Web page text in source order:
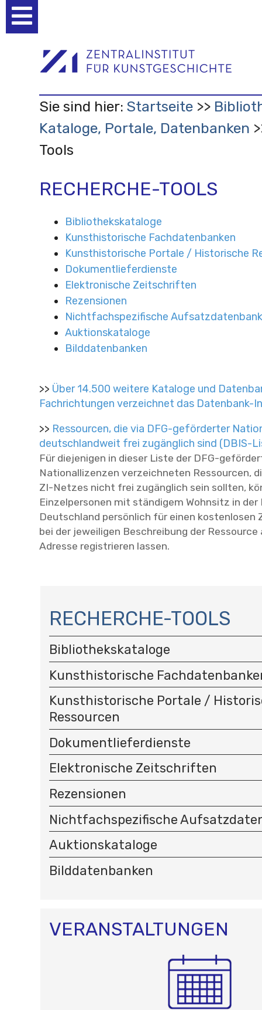
Werkzeuge
Sie sind hier: Startseite
Kataloge, Portale, Datenbanken
Tools
RECHERCHE-TOOLS
Bibliothekskataloge
Kunsthistorische Fachdatenbanken
Kunsthistorische Portale / Historische
Dokumentlieferdienste
Elektronische Zeitschriften
Rezensionen
Nichtfachspezifische
Auktionskataloge
Bilddatenbanken
>> Über 14.500 weitere Kataloge und
Fachrichtungen verzeichnet das Datenbank-
>> Ressourcen, die via DFG-geförderter
deutschlandweit frei zugänglich sind (DBIS-
Für diejenigen in dieser Liste der DFG-
Nationallizenzen verzeichneten Ressourcen,
ZI-Netzes nicht frei zugänglich sein sollten,
Einzelpersonen mit ständigem Wohnsitz in der
Deutschland persönlich für einen kostenlosen
bei der jeweiligen Beschreibung der Ressource
Adresse registrieren lassen.
A
V
I
G
A
T
I
O
N
RECHERCHE-TOOLS
Bibliothekskataloge
Kunsthistorische
Kunsthistorische Portale /
Ressourcen
Dokumentlieferdienste
Elektronische Zeitschriften
Rezensionen
Nichtfachspezifische
Auktionskataloge
Bilddatenbanken
VERANSTALTUNGEN